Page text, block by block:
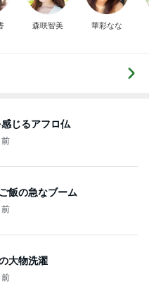
森咲智美 華彩なな
じるアフロ仏
前
飯の急なブーム
前
大物洗濯
前